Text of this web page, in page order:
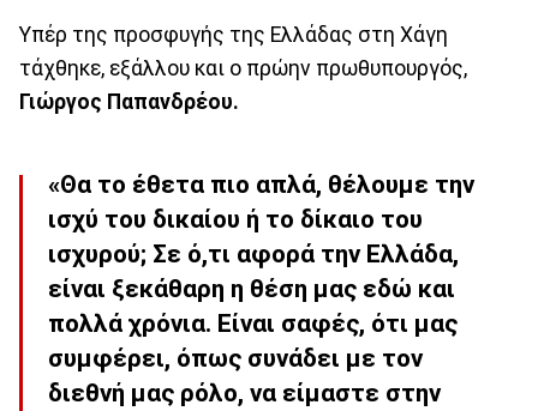
Υπέρ της προσφυγής της Ελλάδας στη Χάγη
τάχθηκε, εξάλλου και ο πρώην πρωθυπουργός,
Γιώργος Παπανδρέου.
«Θα το έθετα πιο απλά, θέλουμε την
ισχύ του δικαίου ή το δίκαιο του
ισχυρού; Σε ό,τι αφορά την Ελλάδα,
είναι ξεκάθαρη η θέση μας εδώ και
πολλά χρόνια. Είναι σαφές, ότι μας
συμφέρει, όπως συνάδει με τον
διεθνή μας ρόλο, να είμαστε στην